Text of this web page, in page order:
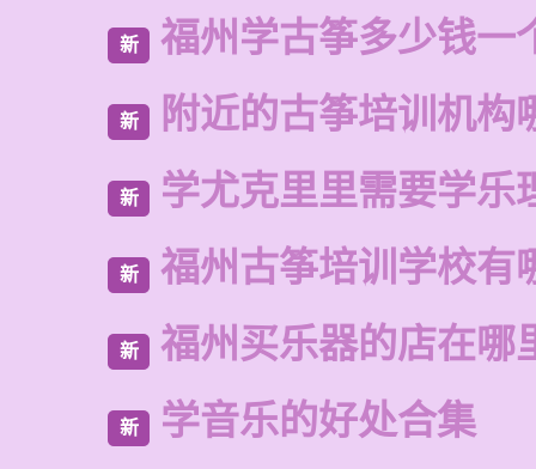
新 福州学古筝多少钱一
新 附近的古筝培训机构
新 学尤克里里需要学乐
新 福州古筝培训学校有
新 福州买乐器的店在哪
新 学音乐的好处合集